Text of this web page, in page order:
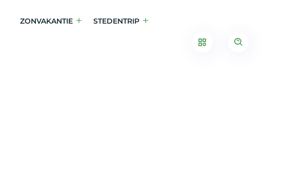
ZONVAKANTIE STEDENTRIP